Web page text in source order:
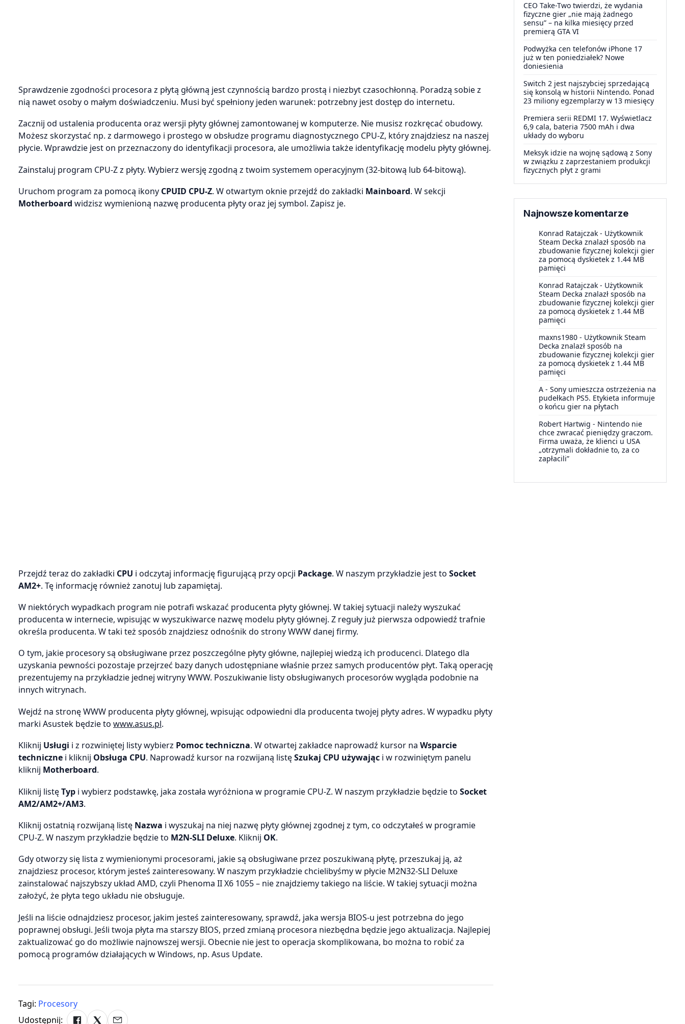
Sprawdzenie zgodności procesora z płytą główną jest czynnością bardzo prostą i niezbyt czasochłonną. Poradzą sobie z
nią nawet osoby o małym doświadczeniu. Musi być spełniony jeden warunek: potrzebny jest dostęp do internetu.
Zacznij od ustalenia producenta oraz wersji płyty głównej zamontowanej w komputerze. Nie musisz rozkręcać obudowy.
Możesz skorzystać np. z darmowego i prostego w obsłudze programu diagnostycznego CPU-Z, który znajdziesz na naszej
płycie. Wprawdzie jest on przeznaczony do identyfikacji procesora, ale umożliwia także identyfikację modelu płyty głównej.
Zainstaluj program CPU-Z z płyty. Wybierz wersję zgodną z twoim systemem operacyjnym (32-bitową lub 64-bitową).
Uruchom program za pomocą ikony CPUID CPU-Z. W otwartym oknie przejdź do zakładki Mainboard. W sekcji
Motherboard widzisz wymienioną nazwę producenta płyty oraz jej symbol. Zapisz je.
Przejdź teraz do zakładki CPU i odczytaj informację figurującą przy opcji Package. W naszym przykładzie jest to Socket
AM2+. Tę informację również zanotuj lub zapamiętaj.
W niektórych wypadkach program nie potrafi wskazać producenta płyty głównej. W takiej sytuacji należy wyszukać
producenta w internecie, wpisując w wyszukiwarce nazwę modelu płyty głównej. Z reguły już pierwsza odpowiedź trafnie
określa producenta. W taki też sposób znajdziesz odnośnik do strony WWW danej firmy.
O tym, jakie procesory są obsługiwane przez poszczególne płyty główne, najlepiej wiedzą ich producenci. Dlatego dla
uzyskania pewności pozostaje przejrzeć bazy danych udostępniane właśnie przez samych producentów płyt. Taką operację
prezentujemy na przykładzie jednej witryny WWW. Poszukiwanie listy obsługiwanych procesorów wygląda podobnie na
innych witrynach.
Wejdź na stronę WWW producenta płyty głównej, wpisując odpowiedni dla producenta twojej płyty adres. W wypadku płyty
marki Asustek będzie to www.asus.pl.
Kliknij Usługi i z rozwiniętej listy wybierz Pomoc techniczna. W otwartej zakładce naprowadź kursor na Wsparcie
techniczne i kliknij Obsługa CPU. Naprowadź kursor na rozwijaną listęSzukaj CPU używając i w rozwiniętym panelu
kliknij Motherboard.
Kliknij listęTyp i wybierz podstawkę, jaka została wyróżniona w programie CPU-Z. W naszym przykładzie będzie to Socket
AM2/AM2+/AM3.
Kliknij ostatnią rozwijaną listę Nazwa i wyszukaj na niej nazwę płyty głównej zgodnej z tym, co odczytałeś w programie
CPU-Z. W naszym przykładzie będzie to M2N-SLI Deluxe. Kliknij OK.
Gdy otworzy się lista z wymienionymi procesorami, jakie są obsługiwane przez poszukiwaną płytę, przeszukaj ją, aż
znajdziesz procesor, którym jesteś zainteresowany. W naszym przykładzie chcielibyśmy w płycie M2N32-SLI Deluxe
zainstalować najszybszy układ AMD, czyli Phenoma II X6 1055 – nie znajdziemy takiego na liście. W takiej sytuacji można
założyć, że płyta tego układu nie obsługuje.
Jeśli na liście odnajdziesz procesor, jakim jesteś zainteresowany, sprawdź, jaka wersja BIOS-u jest potrzebna do jego
poprawnej obsługi. Jeśli twoja płyta ma starszy BIOS, przed zmianą procesora niezbędna będzie jego aktualizacja. Najlepiej
zaktualizować go do możliwie najnowszej wersji. Obecnie nie jest to operacja skomplikowana, bo można to robić za
pomocą programów działających w Windows, np. Asus Update.
Tagi: Procesory
Udostępnij:
CEO Take-Two twierdzi, że wydania
fizyczne gier „nie mają żadnego
sensu” – na kilka miesięcy przed
premierą GTA VI
Podwyżka cen telefonów iPhone 17
już w ten poniedziałek? Nowe
doniesienia
Switch 2 jest najszybciej sprzedającą
się konsolą w historii Nintendo. Ponad
23 miliony egzemplarzy w 13 miesięcy
Premiera serii REDMI 17. Wyświetlacz
6,9 cala, bateria 7500 mAh i dwa
układy do wyboru
Meksyk idzie na wojnę sądową z Sony
w związku z zaprzestaniem produkcji
fizycznych płyt z grami
Najnowsze komentarze
Konrad Ratajczak - Użytkownik
Steam Decka znalazł sposób na
zbudowanie fizycznej kolekcji gier
za pomocą dyskietek z 1.44 MB
pamięci
Konrad Ratajczak - Użytkownik
Steam Decka znalazł sposób na
zbudowanie fizycznej kolekcji gier
za pomocą dyskietek z 1.44 MB
pamięci
maxns1980 - Użytkownik Steam
Decka znalazł sposób na
zbudowanie fizycznej kolekcji gier
za pomocą dyskietek z 1.44 MB
pamięci
A - Sony umieszcza ostrzeżenia na
pudełkach PS5. Etykieta informuje
o końcu gier na płytach
Robert Hartwig - Nintendo nie
chce zwracać pieniędzy graczom.
Firma uważa, że klienci u USA
„otrzymali dokładnie to, za co
zapłacili”